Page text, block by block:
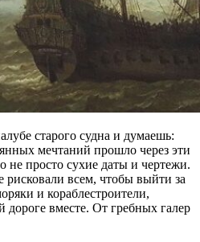
старого судна и думаешь:
мечтаний прошло через эти
не просто сухие даты и чертежи.
всем, чтобы выйти за
и кораблестроители,
дороге вместе. От гребных галер